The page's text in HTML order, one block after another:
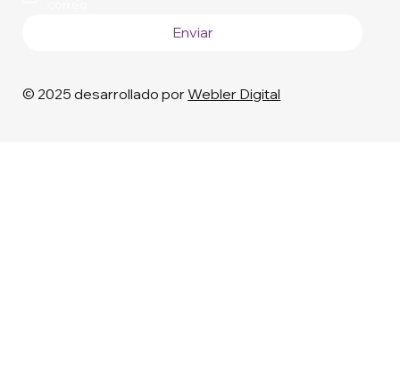
Enviar
© 2025 desarrollado porWebler Digital